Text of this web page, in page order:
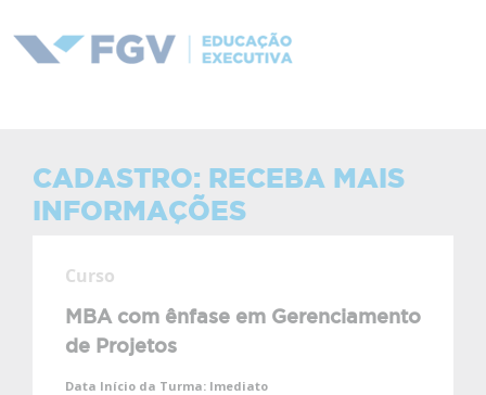
CADASTRO: RECEBA MAIS
INFORMAÇÕES
Curso
MBA com ênfase em Gerenciamento
de Projetos
Data Início da Turma: Imediato